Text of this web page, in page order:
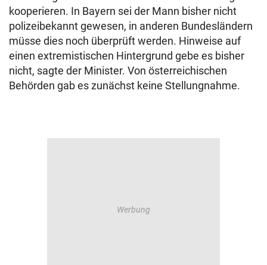
kooperieren. In Bayern sei der Mann bisher nicht
polizeibekannt gewesen, in anderen Bundesländern
müsse dies noch überprüft werden. Hinweise auf
einen extremistischen Hintergrund gebe es bisher
nicht, sagte der Minister. Von österreichischen
Behörden gab es zunächst keine Stellungnahme.